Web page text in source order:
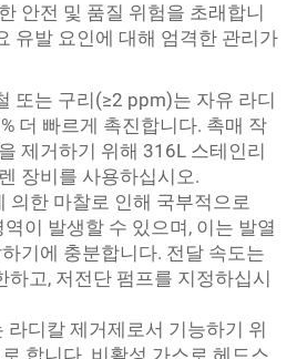
안전 및 품질 위험을 초래합니
유발 요인에 대해 엄격한 관리가
또는 구리(≥2 ppm)는 자유 라디
더 빠르게 촉진합니다. 촉매 작
제거하기 위해 316L 스테인리
장비를 사용하십시오.
의한 마찰로 인해 국부적으로
이 발생할 수 있으며, 이는 발열
기에 충분합니다. 전달 속도는
고, 저전단 펌프를 지정하십시
라디칼 제거제로서 기능하기 위
합니다. 비활성 가스로 헤드스